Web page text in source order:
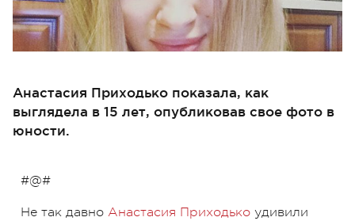
Анастасия Приходько показала, как
выглядела в 15 лет, опубликовав свое фото в
юности.
#@#
Не так давно Анастасия Приходько удивили